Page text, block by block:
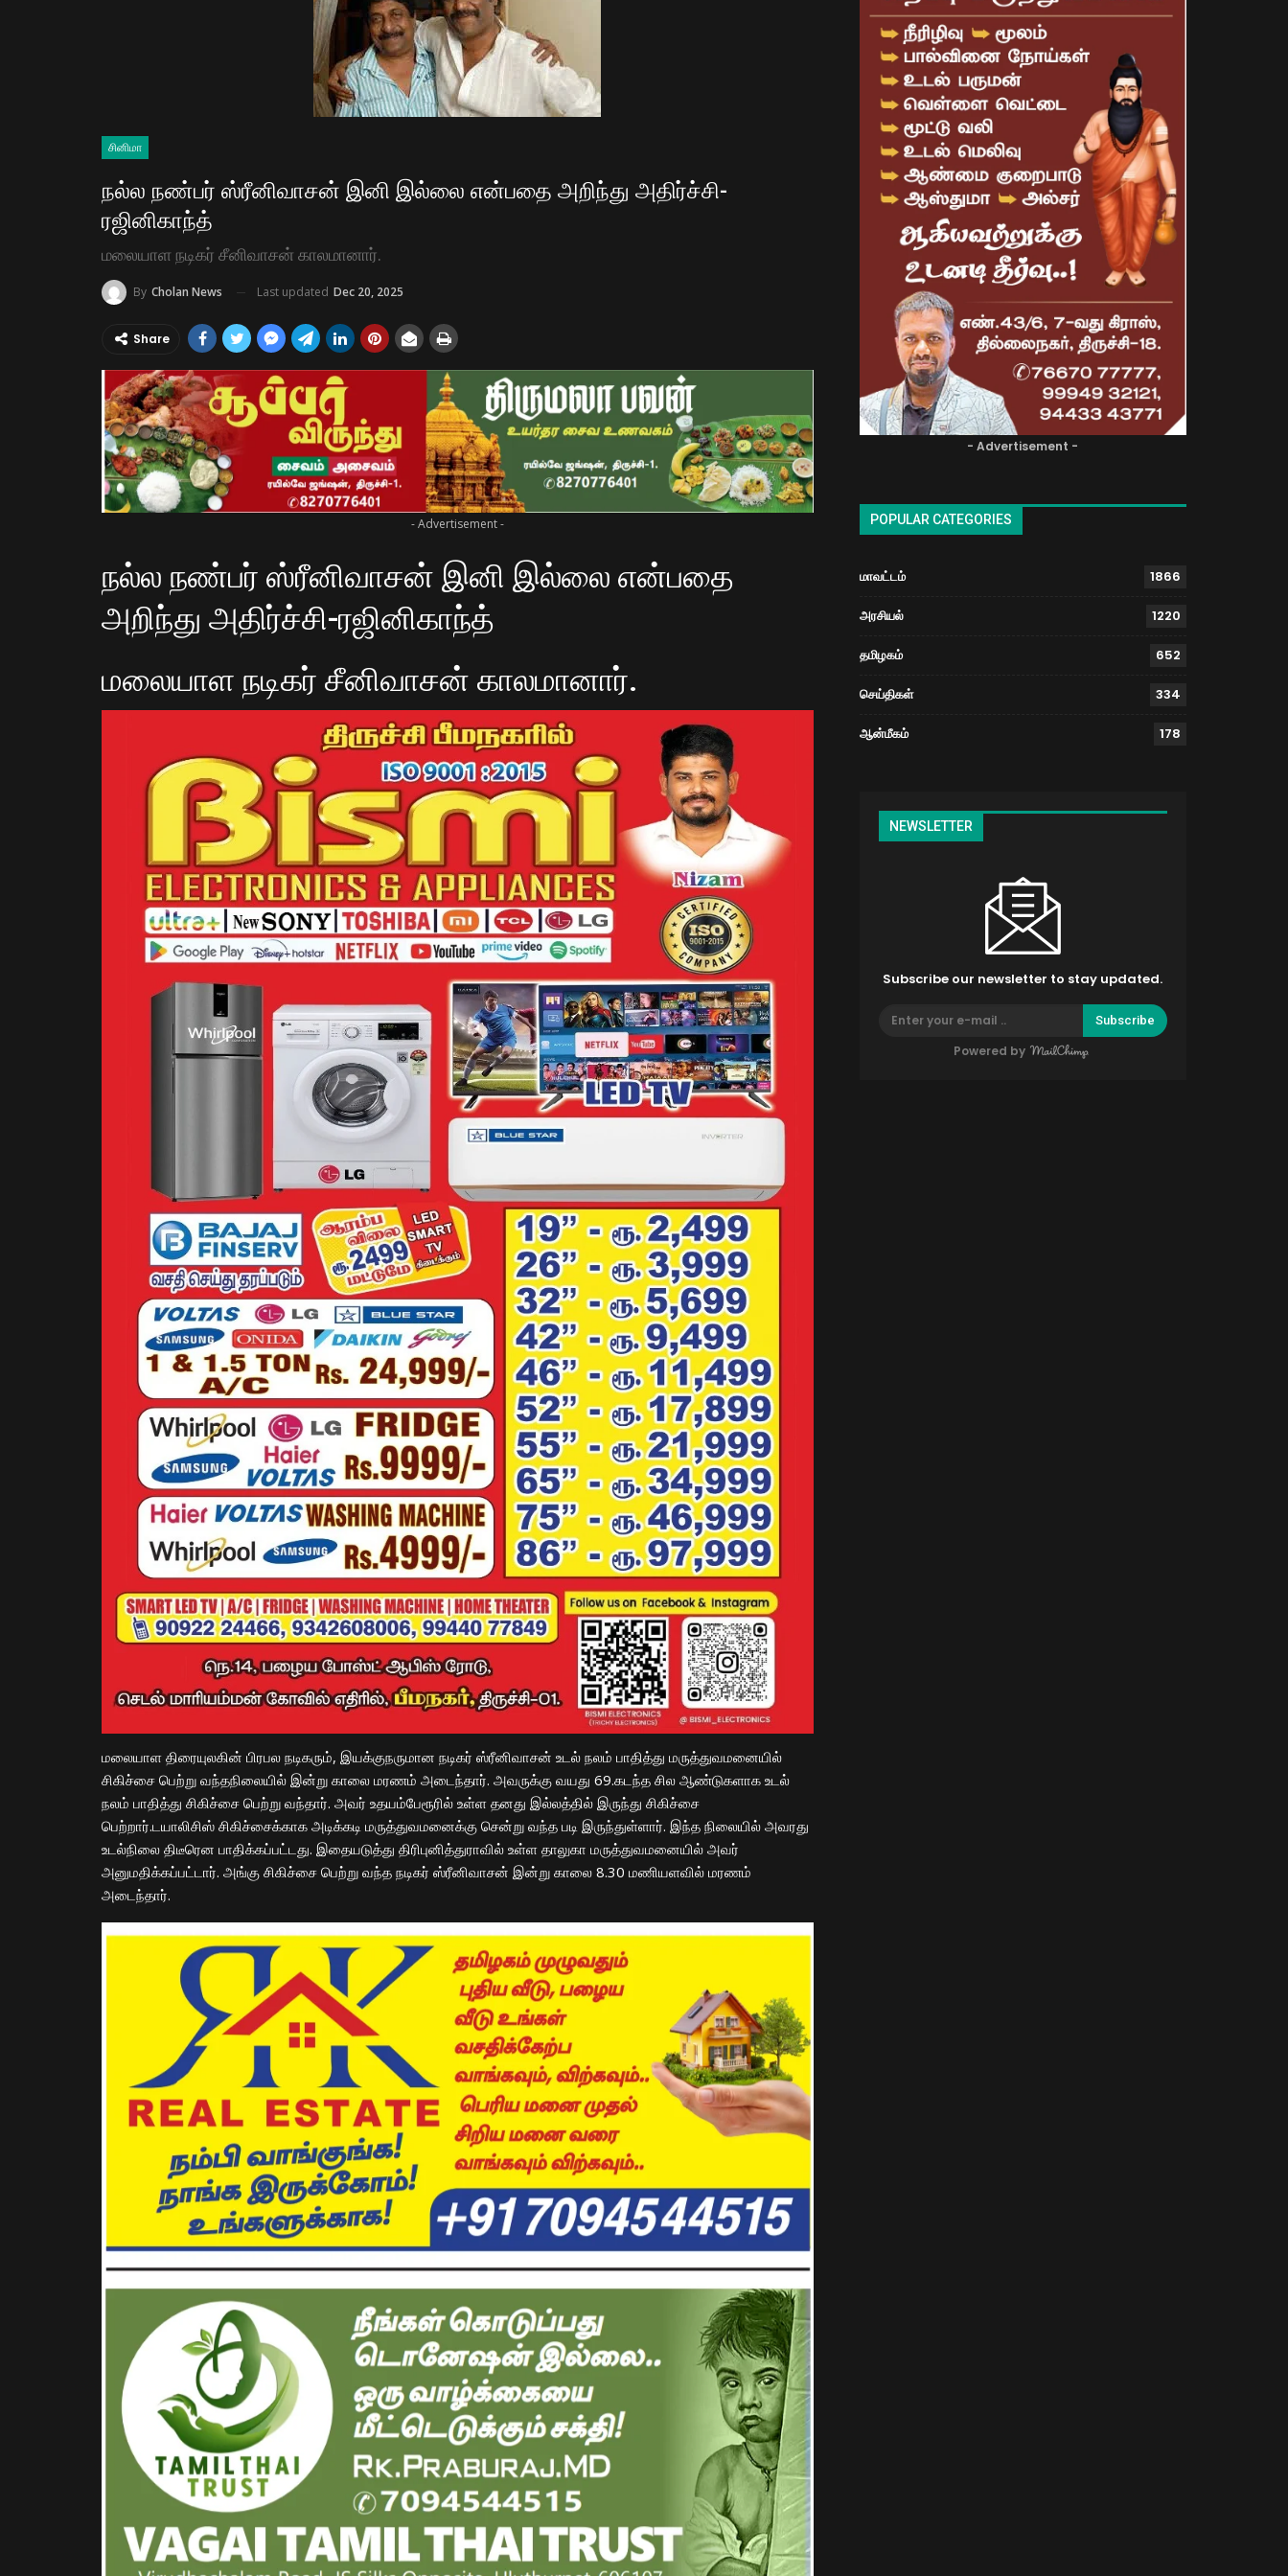
சினிமா
நல்ல நண்பர் ஸ்ரீனிவாசன் இனி இல்லை என்பதை அறிந்து அதிர்ச்சி-
ரஜினிகாந்த்
மலையாள நடிகர் சீனிவாசன் காலமானார்.
By Cholan News Last updated Dec 20, 2025
Share
- Advertisement -
நல்ல நண்பர் ஸ்ரீனிவாசன் இனி இல்லை என்பதை
அறிந்து அதிர்ச்சி-ரஜினிகாந்த்
மலையாள நடிகர் சீனிவாசன் காலமானார்.
மலையாள திரையுலகின் பிரபல நடிகரும், இயக்குநருமான நடிகர் ஸ்ரீனிவாசன் உடல் நலம் பாதித்து மருத்துவமனையில்
சிகிச்சை பெற்று வந்தநிலையில் இன்று காலை மரணம் அடைந்தார். அவருக்கு வயது 69.கடந்த சில ஆண்டுகளாக உடல்
நலம் பாதித்து சிகிச்சை பெற்று வந்தார். அவர் உதயம்பேரூரில் உள்ள தனது இல்லத்தில் இருந்து சிகிச்சை
பெற்றார்.டயாலிசிஸ் சிகிச்சைக்காக அடிக்கடி மருத்துவமனைக்கு சென்று வந்த படி இருந்துள்ளார். இந்த நிலையில் அவரது
உடல்நிலை திடீரென பாதிக்கப்பட்டது. இதையடுத்து திரிபுனித்துராவில் உள்ள தாலுகா மருத்துவமனையில் அவர்
அனுமதிக்கப்பட்டார். அங்கு சிகிச்சை பெற்று வந்த நடிகர் ஸ்ரீனிவாசன் இன்று காலை 8.30 மணியளவில் மரணம்
அடைந்தார்.
- Advertisement -
POPULAR CATEGORIES
மாவட்டம் 1866
அரசியல் 1220
தமிழகம் 652
செய்திகள் 334
ஆன்மீகம் 178
NEWSLETTER
Subscribe our newsletter to stay updated.
Subscribe
Powered by